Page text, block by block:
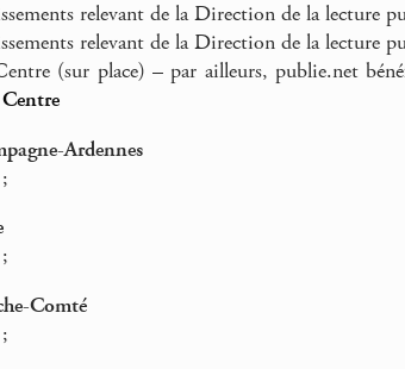
relevant de la Direction de la lecture
relevant de la Direction de la lecture
(sur place) – par ailleurs, publie.net
Ardennes
Comté